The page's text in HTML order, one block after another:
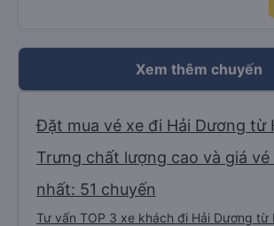
Xem thêm chuyến
Đặt mua vé xe đi Hải Dương từ
Trưng chất lượng cao và giá vé
nhất: 51 chuyến
Tư vấn TOP 3 xe khách đi Hải Dương từ